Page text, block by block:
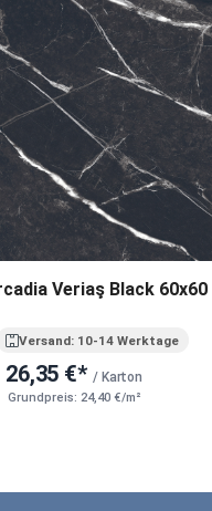
Veriaş Black 60x60
Versand: 10-14 Werktage
26,35 €* / Karton
Grundpreis: 24,40 €/m²